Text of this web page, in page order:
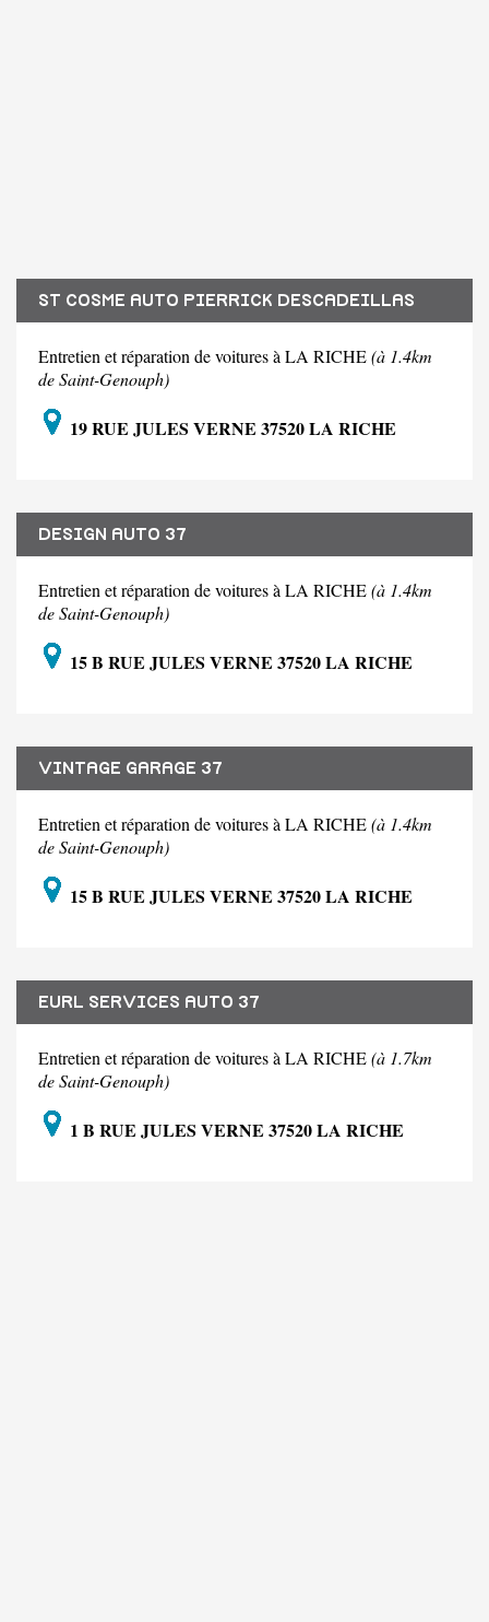
ST COSME AUTO PIERRICK DESCADEILLAS
Entretien et réparation de voitures à LA RICHE(à 1.4km
de Saint-Genouph)
19 RUE JULES VERNE 37520 LA RICHE
DESIGN AUTO 37
Entretien et réparation de voitures à LA RICHE(à 1.4km
de Saint-Genouph)
15 B RUE JULES VERNE 37520 LA RICHE
VINTAGE GARAGE 37
Entretien et réparation de voitures à LA RICHE(à 1.4km
de Saint-Genouph)
15 B RUE JULES VERNE 37520 LA RICHE
EURL SERVICES AUTO 37
Entretien et réparation de voitures à LA RICHE(à 1.7km
de Saint-Genouph)
1 B RUE JULES VERNE 37520 LA RICHE